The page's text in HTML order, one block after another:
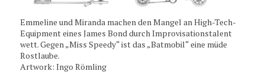
Emmeline und Miranda machen den Mangel an High-Tech-
Equipment eines James Bond durch Improvisationstalent
wett. Gegen „Miss Speedy“ ist das „Batmobil“ eine müde
Rostlaube.
Artwork: Ingo Römling